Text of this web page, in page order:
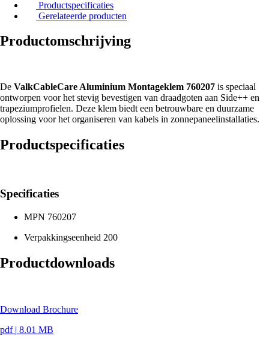
Productspecificaties
Gerelateerde producten
Productomschrijving
De ValkCableCare Aluminium Montageklem 760207 is speciaal
ontworpen voor het stevig bevestigen van draadgoten aan Side++ en
trapeziumprofielen. Deze klem biedt een betrouwbare en duurzame
oplossing voor het organiseren van kabels in zonnepaneelinstallaties.
Productspecificaties
Specificaties
MPN 760207
Verpakkingseenheid 200
Productdownloads
Download Brochure
pdf | 8.01 MB